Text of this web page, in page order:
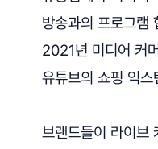
방송과의 프로그램
2021년 미디어 커
유튜브의 쇼핑 익
브랜드들이 라이브